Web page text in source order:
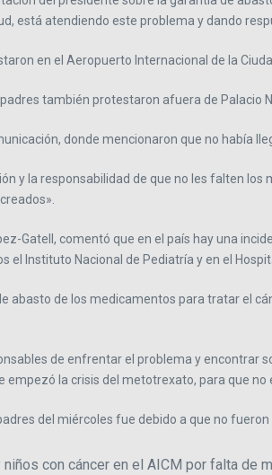
está atendiendo este problema y dando
en el Aeropuerto Internacional de la
también protestaron afuera de Palacio
donde mencionaron que no había
y la responsabilidad de que no les falten
Gatell, comentó que en el país hay una
el Instituto Nacional de Pediatría y en el
abasto de los medicamentos para tratar el
de enfrentar el problema y encontrar
la crisis del metotrexato, para que
del miércoles fue debido a que no
con cáncer en el AICM por falta de